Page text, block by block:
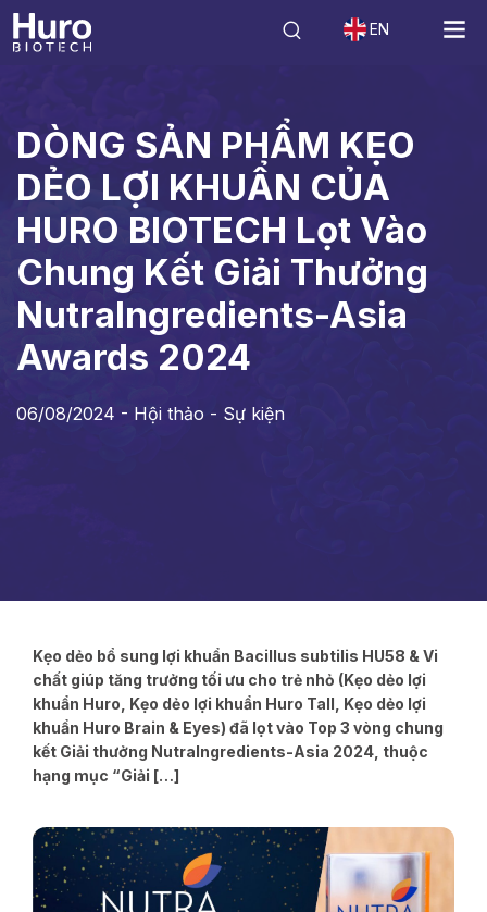
EN
Tin tức
DÒNG SẢN PHẨM KẸO
DẺO LỢI KHUẨN CỦA
HURO BIOTECH Lọt Vào
Chung Kết Giải Thưởng
NutraIngredients-Asia
Awards 2024
06/08/2024 - Hội thảo - Sự kiện
Kẹo dẻo bổ sung lợi khuẩn Bacillus subtilis HU58 & Vi
chất giúp tăng trưởng tối ưu cho trẻ nhỏ (Kẹo dẻo lợi
khuẩn Huro, Kẹo dẻo lợi khuẩn Huro Tall, Kẹo dẻo lợi
khuẩn Huro Brain & Eyes) đã lọt vào Top 3 vòng chung
kết Giải thưởng NutraIngredients-Asia 2024, thuộc
hạng mục “Giải […]